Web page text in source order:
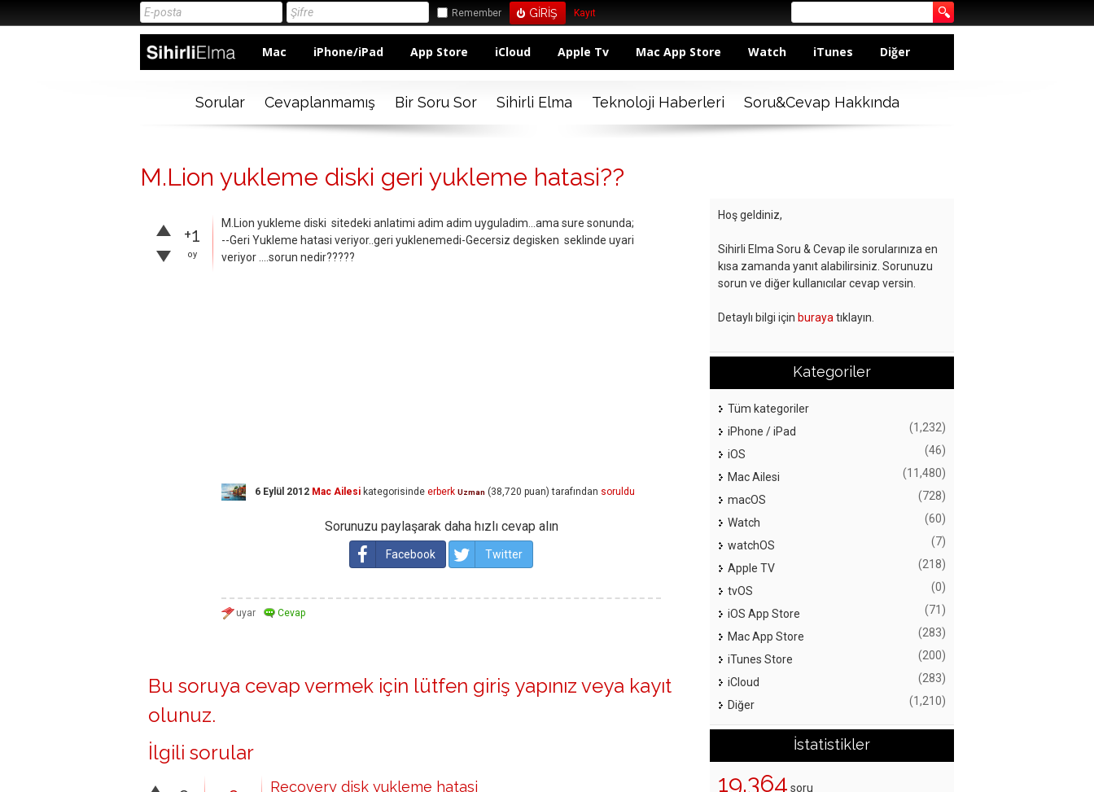
Remember Kayıt
Mac iPhone/iPad App Store iCloud Apple Tv Mac App Store Watch iTunes Diğer
Sorular Cevaplanmamış Bir Soru Sor Sihirli Elma Teknoloji Haberleri Soru&Cevap Hakkında
M.Lion yukleme diski geri yukleme hatasi??
+1
oy
M.Lion yukleme diski sitedeki anlatimi adim adim uyguladim…ama sure sonunda;
--Geri Yukleme hatasi veriyor..geri yuklenemedi-Gecersiz degisken seklinde uyari
veriyor ….sorun nedir?????
6 Eylül 2012 Mac Ailesi kategorisinde erberk Uzman (38,720 puan) tarafından soruldu
Sorunuzu paylaşarak daha hızlı cevap alın
Facebook Twitter
Bu soruya cevap vermek için lütfen giriş yapınız veya kayıt
olunuz.
İlgili sorular
Recovery disk yukleme hatasi
Hoş geldiniz,
Sihirli Elma Soru & Cevap ile sorularınıza en
kısa zamanda yanıt alabilirsiniz. Sorunuzu
sorun ve diğer kullanıcılar cevap versin.
Detaylı bilgi için buraya tıklayın.
Kategoriler
Tüm kategoriler
iPhone / iPad
(1,232)
iOS (46)
Mac Ailesi (11,480)
macOS (728)
Watch (60)
watchOS (7)
Apple TV (218)
tvOS (0)
iOS App Store (71)
Mac App Store (283)
iTunes Store (200)
iCloud (283)
Diğer (1,210)
İstatistikler
19,364 soru